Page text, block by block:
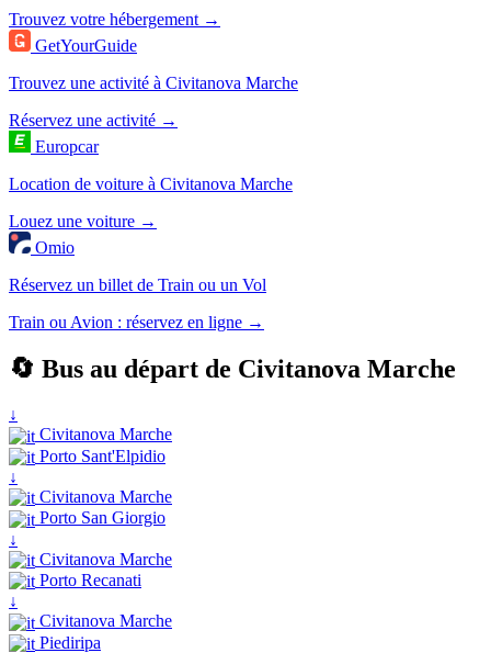
Trouvez votre hébergement →
GetYourGuide
Trouvez une activité à Civitanova Marche
Réservez une activité →
Europcar
Location de voiture à Civitanova Marche
Louez une voiture →
Omio
Réservez un billet de Train ou un Vol
Train ou Avion : réservez en ligne →
🔄 Bus au départ de Civitanova Marche
↓
Civitanova Marche
Porto Sant'Elpidio
↓
Civitanova Marche
Porto San Giorgio
↓
Civitanova Marche
Porto Recanati
↓
Civitanova Marche
Piediripa